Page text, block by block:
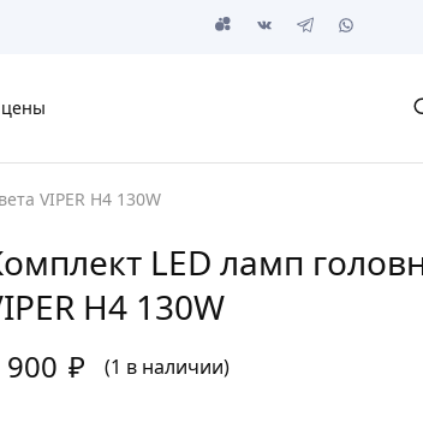
цены
VIPER H4 130W
LED ламп
H4 130W
900 ₽ (1 в наличии)